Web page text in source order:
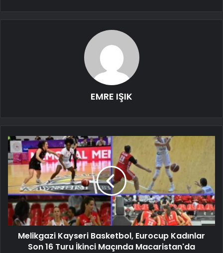
EMRE IŞIK
Melikgazi Kayseri Basketbol, ​​Eurocup Kadınlar
Son 16 Turu İkinci Maçında Macaristan'da